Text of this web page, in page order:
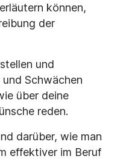
können,
der
und
Schwächen
über deine
reden.
darüber, wie man
effektiver im Beruf